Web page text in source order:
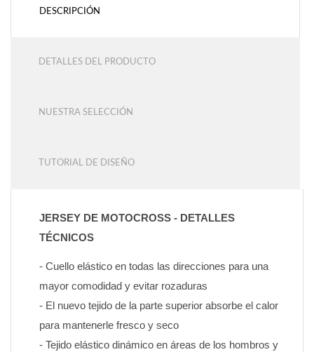
DESCRIPCIÓN
DETALLES DEL PRODUCTO
NUESTRA SELECCIÓN
TUTORIAL DE DISEÑO
JERSEY DE MOTOCROSS - DETALLES
TÉCNICOS
- Cuello elástico en todas las direcciones para una
mayor comodidad y evitar rozaduras
- El nuevo tejido de la parte superior absorbe el calor
para mantenerle fresco y seco
- Tejido elástico dinámico en áreas de los hombros y